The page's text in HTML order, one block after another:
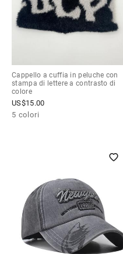
Cappello a cuffia in peluche con
stampa di lettere a contrasto di
colore
US$15.00
5 colori